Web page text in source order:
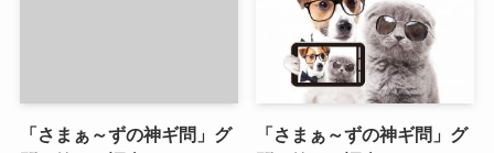
「さまぁ～ずの神ギ問」グ
「さまぁ～ずの神ギ問」グ